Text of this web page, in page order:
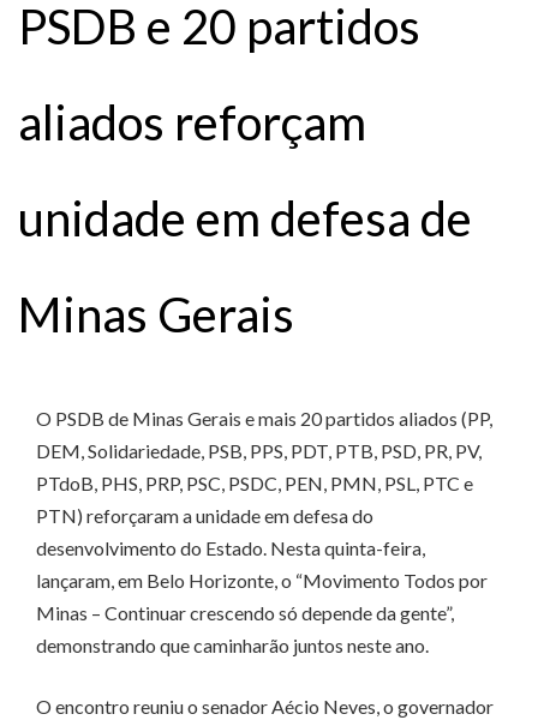
PSDB e 20 partidos
aliados reforçam
unidade em defesa de
Minas Gerais
O PSDB de Minas Gerais e mais 20 partidos aliados (PP,
DEM, Solidariedade, PSB, PPS, PDT, PTB, PSD, PR, PV,
PTdoB, PHS, PRP, PSC, PSDC, PEN, PMN, PSL, PTC e
PTN) reforçaram a unidade em defesa do
desenvolvimento do Estado. Nesta quinta-feira,
lançaram, em Belo Horizonte, o “Movimento Todos por
Minas – Continuar crescendo só depende da gente”,
demonstrando que caminharão juntos neste ano.
O encontro reuniu o senador Aécio Neves, o governador